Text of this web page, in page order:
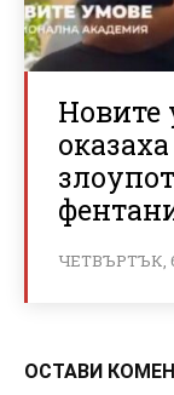
Новите
ЧЕТВЪРТЪК,
ОСТАВИ